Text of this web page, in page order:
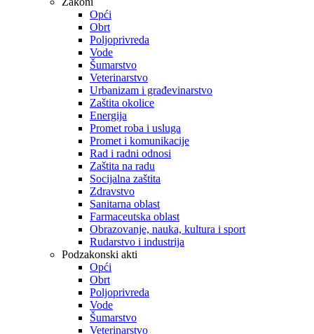
Opći
Obrt
Poljoprivreda
Vode
Šumarstvo
Veterinarstvo
Urbanizam i građevinarstvo
Zaštita okolice
Energija
Promet roba i usluga
Promet i komunikacije
Rad i radni odnosi
Zaštita na radu
Socijalna zaštita
Zdravstvo
Sanitarna oblast
Farmaceutska oblast
Obrazovanje, nauka, kultura i sport
Rudarstvo i industrija
Podzakonski akti
Opći
Obrt
Poljoprivreda
Vode
Šumarstvo
Veterinarstvo